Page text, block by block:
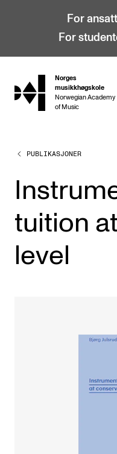
For
For
hjem
Norges
musikkhøgskole
Norwegian Academy
of Music
STUDIER
Alle studier
Bachelor
Master
Doktorgrad
Årsstudium og
PUBLIKASJONER
tuition
level